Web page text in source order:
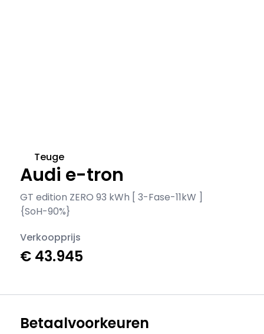
Audi e-tron
GT edition ZERO 93 kWh [ 3-Fase-11kW ]
{SoH-90%}
Teuge
Verkoopprijs
€ 43.945
Betaalvoorkeuren